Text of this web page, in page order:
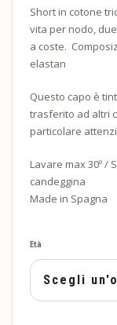
Short in cotone
vita per nodo,
a coste.
elastan
Questo capo è
trasferito ad altri
particolare
Lavare max 30º ​​/
candeggina
Made in Spagna
Età